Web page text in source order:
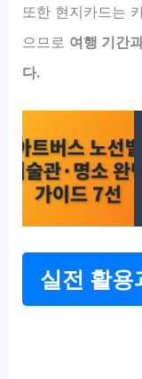
또한 현지카드는
으므로 여행 기간
다.
실전 활용